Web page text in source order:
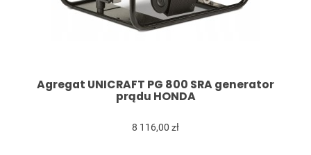
Agregat UNICRAFT PG 800 SRA generator
prądu HONDA
8 116,00 zł